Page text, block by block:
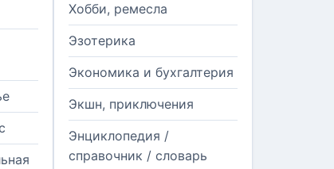
Хобби, ремесла
Эзотерика
Экономика и бухгалтерия
Экшн, приключения
Энциклопедия /
справочник / словарь